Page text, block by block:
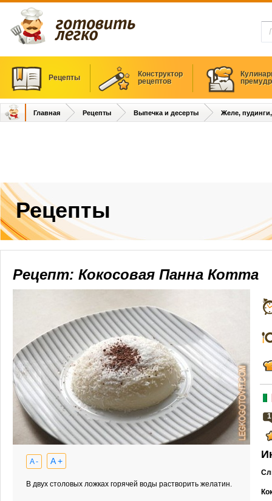
Рецепты
Конструктор
рецептов
Главная Рецепты Выпечка и десерты Желе,
Рецепты
Рецепт: Кокосовая Панна Котта
A - A +
В двух столовых ложках горячей воды растворить желатин.
1